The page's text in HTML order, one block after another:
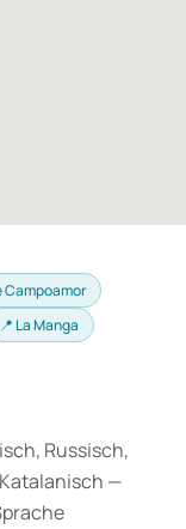
Campoamor
📍 La Manga
Russisch,
—